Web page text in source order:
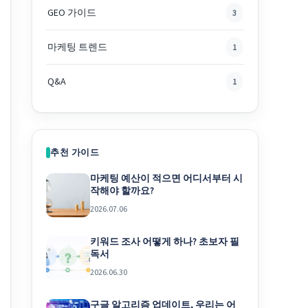
GEO 가이드 3
마케팅 트렌드 1
Q&A 1
추천 가이드
마케팅 예산이 적으면 어디서부터 시
작해야 할까요?
2026.07.06
키워드 조사 어떻게 하나? 초보자 필
독서
2026.06.30
구글 알고리즘 업데이트, 우리는 어